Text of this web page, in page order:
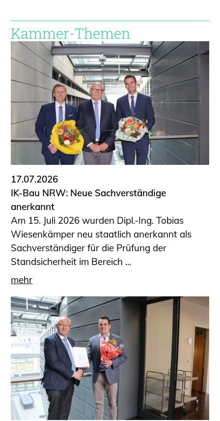
Kammer-Themen
17.07.2026
IK-Bau NRW: Neue Sachverständige
anerkannt
Am 15. Juli 2026 wurden Dipl.-Ing. Tobias
Wiesenkämper neu staatlich anerkannt als
Sachverständiger für die Prüfung der
Standsicherheit im Bereich ...
mehr